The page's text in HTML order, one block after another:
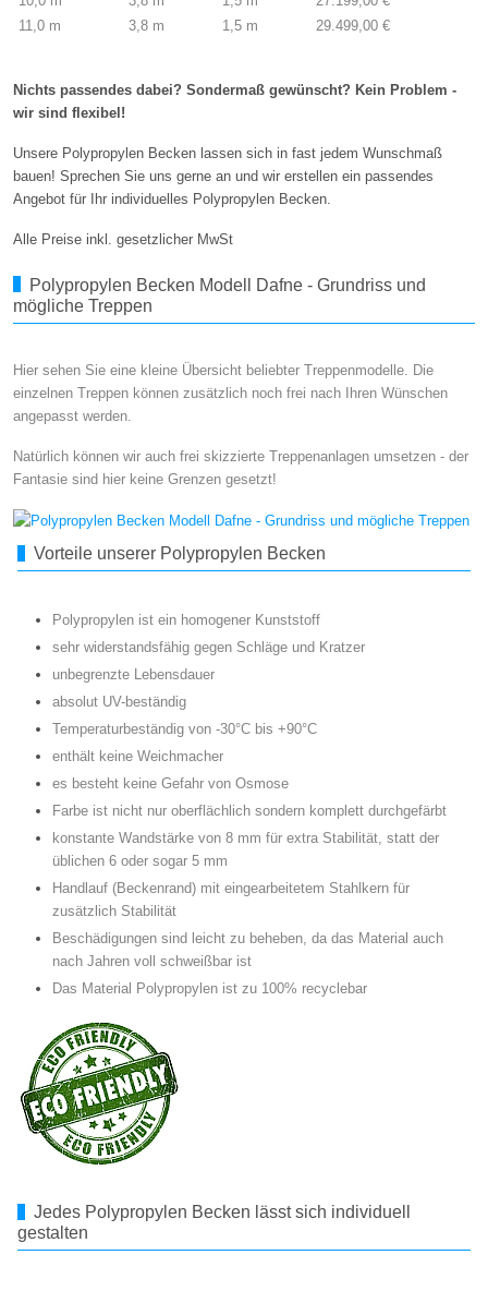
11,0 m
3,8 m 1,5 m 29.499,00 €
Nichts passendes dabei? Sondermaß gewünscht? Kein Problem -
wir sind flexibel!
Unsere Polypropylen Becken lassen sich in fast jedem Wunschmaß
bauen! Sprechen Sie uns gerne an und wir erstellen ein passendes
Angebot für Ihr individuelles Polypropylen Becken.
Alle Preise inkl. gesetzlicher MwSt
Polypropylen Becken Modell Dafne - Grundriss und
mögliche Treppen
Hier sehen Sie eine kleine Übersicht beliebter Treppenmodelle. Die
einzelnen Treppen können zusätzlich noch frei nach Ihren Wünschen
angepasst werden.
Natürlich können wir auch frei skizzierte Treppenanlagen umsetzen - der
Fantasie sind hier keine Grenzen gesetzt!
Vorteile unserer Polypropylen Becken
Polypropylen ist ein homogener Kunststoff
sehr widerstandsfähig gegen Schläge und Kratzer
unbegrenzte Lebensdauer
absolut UV-beständig
Temperaturbeständig von -30°C bis +90°C
enthält keine Weichmacher
es besteht keine Gefahr von Osmose
Farbe ist nicht nur oberflächlich sondern komplett durchgefärbt
konstante Wandstärke von 8 mm für extra Stabilität, statt der
üblichen 6 oder sogar 5 mm
Handlauf (Beckenrand) mit eingearbeitetem Stahlkern für
zusätzlich Stabilität
Beschädigungen sind leicht zu beheben, da das Material auch
nach Jahren voll schweißbar ist
Das Material Polypropylen ist zu 100% recyclebar
Jedes Polypropylen Becken lässt sich individuell
gestalten